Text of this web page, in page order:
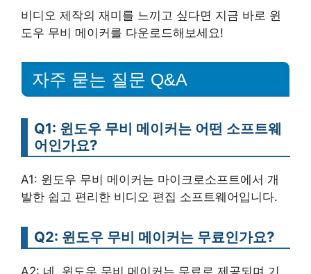
비디오 제작의 재미를 느끼고 싶다면 지금 바로 윈
도우 무비 메이커를 다운로드해보세요!
자주 묻는 질문 Q&A
Q1: 윈도우 무비 메이커는 어떤 소프트웨
어인가요?
A1: 윈도우 무비 메이커는 마이크로소프트에서 개
발한 쉽고 편리한 비디오 편집 소프트웨어입니다.
Q2: 윈도우 무비 메이커는 무료인가요?